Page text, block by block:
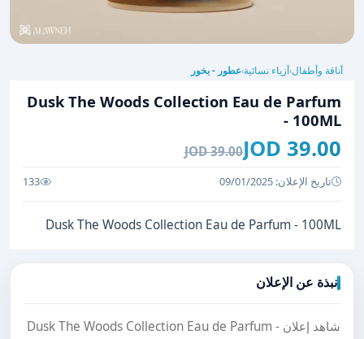
أناقة وأطفال›أزياء نسائية›عطور - بخور
Dusk The Woods Collection Eau de Parfum
- 100ML
39.00 JOD
39.00 JOD
تاريخ الإعلان: 09/01/2025 133
Dusk The Woods Collection Eau de Parfum - 100ML
نبذة عن الإعلان
شاهد إعلان Dusk The Woods Collection Eau de Parfum -